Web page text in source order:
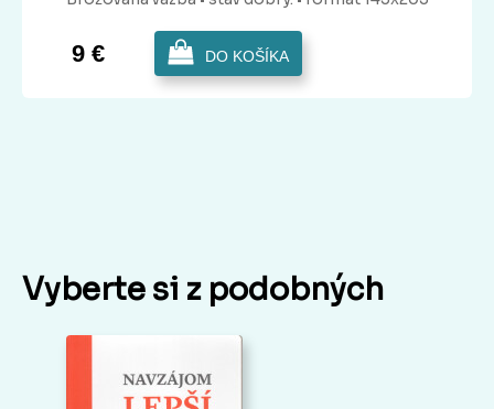
9 € DO KOŠÍKA
Vyberte si z podobných